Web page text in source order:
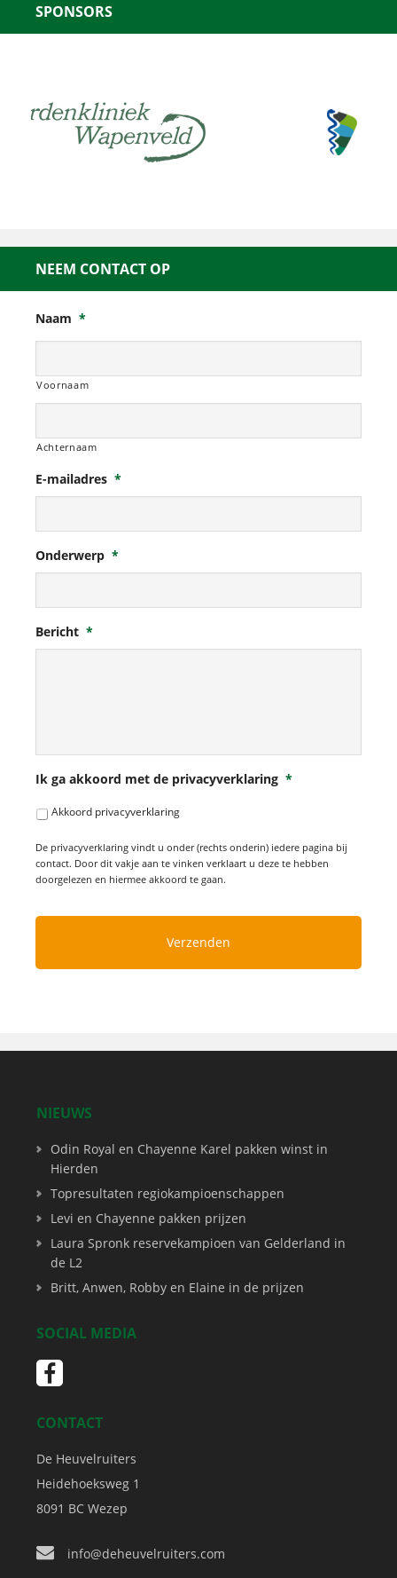
SPONSORS
NEEM CONTACT OP
Naam *
Voornaam
Achternaam
E-mailadres *
Onderwerp *
Bericht *
Ik ga akkoord met de privacyverklaring *
Akkoord privacyverklaring
De privacyverklaring vindt u onder (rechts onderin) iedere pagina bij
contact. Door dit vakje aan te vinken verklaart u deze te hebben
doorgelezen en hiermee akkoord te gaan.
NIEUWS
Odin Royal en Chayenne Karel pakken winst in
Hierden
Topresultaten regiokampioenschappen
Levi en Chayenne pakken prijzen
Laura Spronk reservekampioen van Gelderland in
de L2
Britt, Anwen, Robby en Elaine in de prijzen
SOCIAL MEDIA
CONTACT
De Heuvelruiters
Heidehoeksweg 1
8091 BC Wezep
info@deheuvelruiters.com